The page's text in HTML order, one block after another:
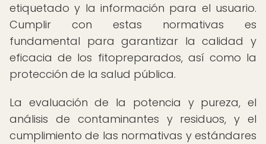
etiquetado y la información para el usuario.
Cumplir con estas normativas es
fundamental para garantizar la calidad y
eficacia de los fitopreparados, así como la
protección de la salud pública.
La evaluación de la potencia y pureza, el
análisis de contaminantes y residuos, y el
cumplimiento de las normativas y estándares